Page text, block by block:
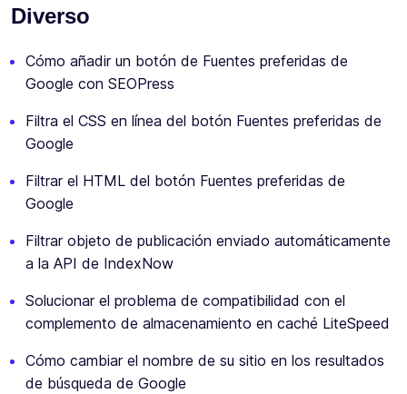
Diverso
Cómo añadir un botón de Fuentes preferidas de
Google con SEOPress
Filtra el CSS en línea del botón Fuentes preferidas de
Google
Filtrar el HTML del botón Fuentes preferidas de
Google
Filtrar objeto de publicación enviado automáticamente
a la API de IndexNow
Solucionar el problema de compatibilidad con el
complemento de almacenamiento en caché LiteSpeed
Cómo cambiar el nombre de su sitio en los resultados
de búsqueda de Google